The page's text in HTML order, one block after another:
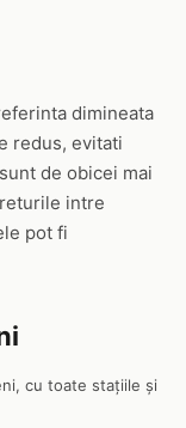
dimineata
redus, evitati
de obicei mai
intre
pot fi
cu toate stațiile și